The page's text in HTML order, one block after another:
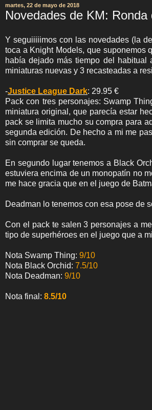
martes, 22 de mayo de 2018
Novedades de KM:
Y seguiiiiimos con las novedades (la
toca a Knight Models, que suponemos
había dejado más tiempo del
miniaturas nuevas y 3 recasteadas a
-Justice League Dark: 29.95 €
Pack con tres personajes: Swamp
miniatura original, que parecía estar
pack se limita mucho su compra para
segunda edición. De hecho a mi me
sin comprar se queda.
En segundo lugar tenemos a Black
estuviera encima de un monopatín no
me hace gracia que en el juego de
Deadman lo tenemos con esa pose de
Con el pack te salen 3 personajes a
tipo de superhéroes en el juego que a
Nota Swamp Thing: 9/10
Nota Black Orchid: 7.5/10
Nota Deadman: 9/10
Nota final: 8.5/10